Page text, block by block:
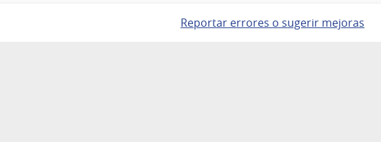
Reportar errores o sugerir mejoras